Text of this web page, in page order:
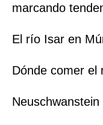
marcando
El río Isar en
Dónde comer el